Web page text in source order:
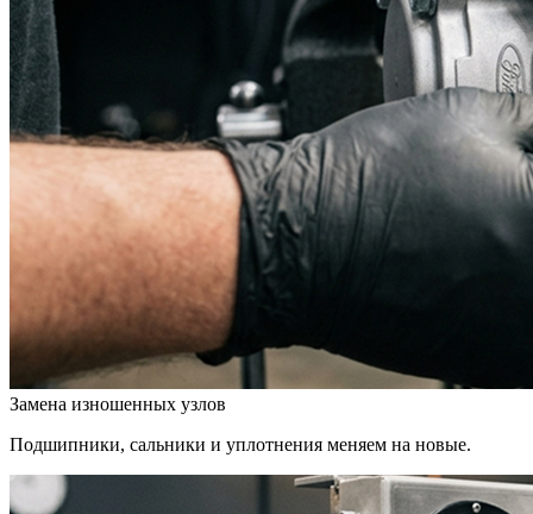
Замена изношенных узлов
Подшипники, сальники и уплотнения меняем на новые.